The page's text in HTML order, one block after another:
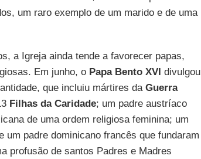
um raro exemplo de um marido e de uma
a Igreja ainda tende a favorecer papas,
Em junho, o Papa Bento XVI divulgou
que incluiu mártires da Guerra
Filhas da Caridade; um padre austríaco
de uma ordem religiosa feminina; um
um padre dominicano francês que fundaram
profusão de santos Padres e Madres